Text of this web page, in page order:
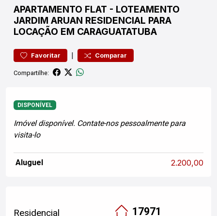
APARTAMENTO FLAT - LOTEAMENTO
JARDIM ARUAN RESIDENCIAL PARA
LOCAÇÃO EM CARAGUATATUBA
Favoritar | Comparar
Compartilhe:
DISPONÍVEL
Imóvel disponível. Contate-nos pessoalmente para
visita-lo
Aluguel 2.200,00
Residencial 17971